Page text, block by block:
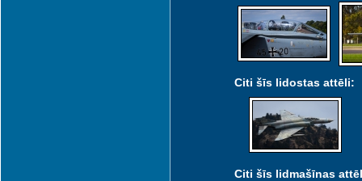
Citi šīs lidostas attēli:
Citi šīs lidmašīnas